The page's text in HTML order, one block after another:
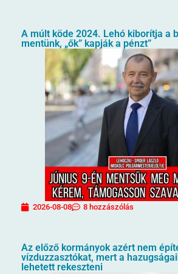
A múlt köde 2024. Lehó kiborítja a
mentünk, „ők” kapják a pénzt”
2026-08-08 8 hozzászólás
Az előző kormányok azért nem
vízduzzasztókat, mert a
lehetett rekeszteni